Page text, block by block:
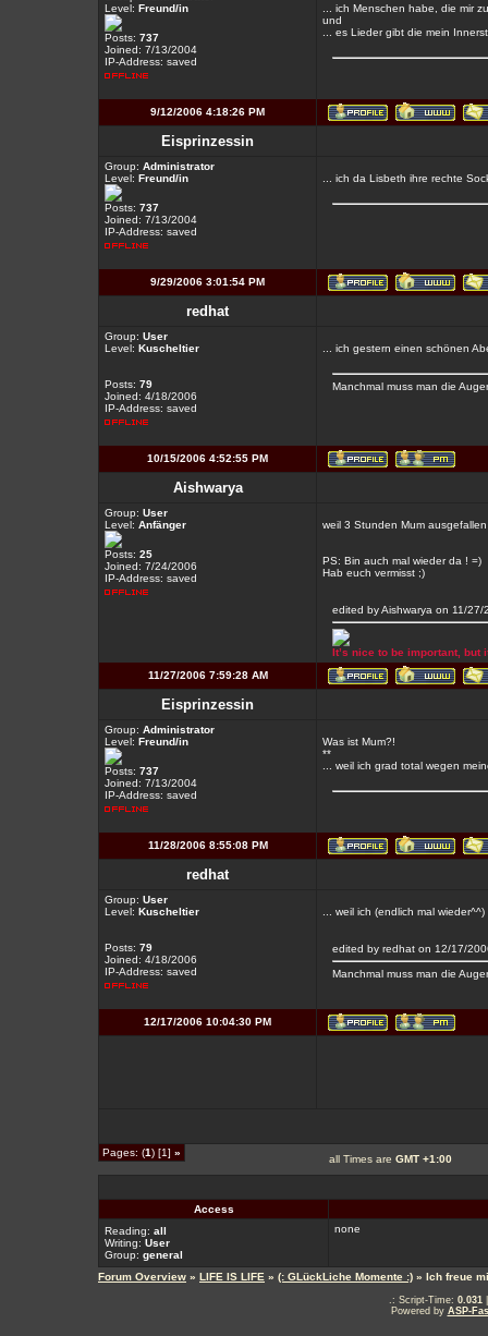
Level: Freund/in
Posts: 737
Joined: 7/13/2004
IP-Address: saved
... ich Menschen habe, die mir
und
... es Lieder gibt die mein
9/12/2006 4:18:26 PM
Eisprinzessin
Group: Administrator
Level: Freund/in
Posts: 737
Joined: 7/13/2004
IP-Address: saved
... ich da Lisbeth ihre rechte
9/29/2006 3:01:54 PM
redhat
Group: User
Level: Kuscheltier
Posts: 79
Joined: 4/18/2006
IP-Address: saved
... ich gestern einen schönen
Manchmal muss man die
10/15/2006 4:52:55 PM
Aishwarya
Group: User
Level: Anfänger
Posts: 25
Joined: 7/24/2006
IP-Address: saved
weil 3 Stunden Mum
PS: Bin auch mal wieder da ! =)
Hab euch vermisst ;)
edited by Aishwarya on 11/27/
It’s nice to be important, but
11/27/2006 7:59:28 AM
Eisprinzessin
Group: Administrator
Level: Freund/in
Posts: 737
Joined: 7/13/2004
IP-Address: saved
Was ist Mum?!
**
... weil ich grad total wegen
11/28/2006 8:55:08 PM
redhat
Group: User
Level: Kuscheltier
Posts: 79
Joined: 4/18/2006
IP-Address: saved
... weil ich (endlich mal
edited by redhat on 12/17/
Manchmal muss man die
12/17/2006 10:04:30 PM
Pages: (1) [1] »
all Times are GMT +1:00
Access
Reading: all
Writing: User
Group: general
none
Forum Overview » LIFE IS LIFE » (: GLückLiche Momente :) » Ich freue
.: Script-Time: 0.031
Powered by ASP-